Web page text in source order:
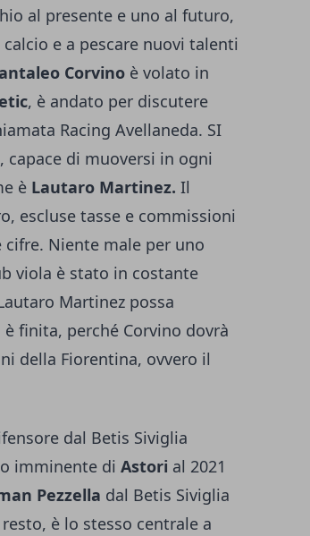
al presente e uno al futuro,
e a pescare nuovi talenti
Corvino è volato in
, è andato per discutere
Racing Avellaneda. SI
di muoversi in ogni
è Lautaro Martinez. Il
escluse tasse e commissioni
cifre. Niente male per uno
viola è stato in costante
Martinez possa
finita, perché Corvino dovrà
della Fiorentina, ovvero il
dal Betis Siviglia
imminente di Astori al 2021
Pezzella dal Betis Siviglia
è lo stesso centrale a